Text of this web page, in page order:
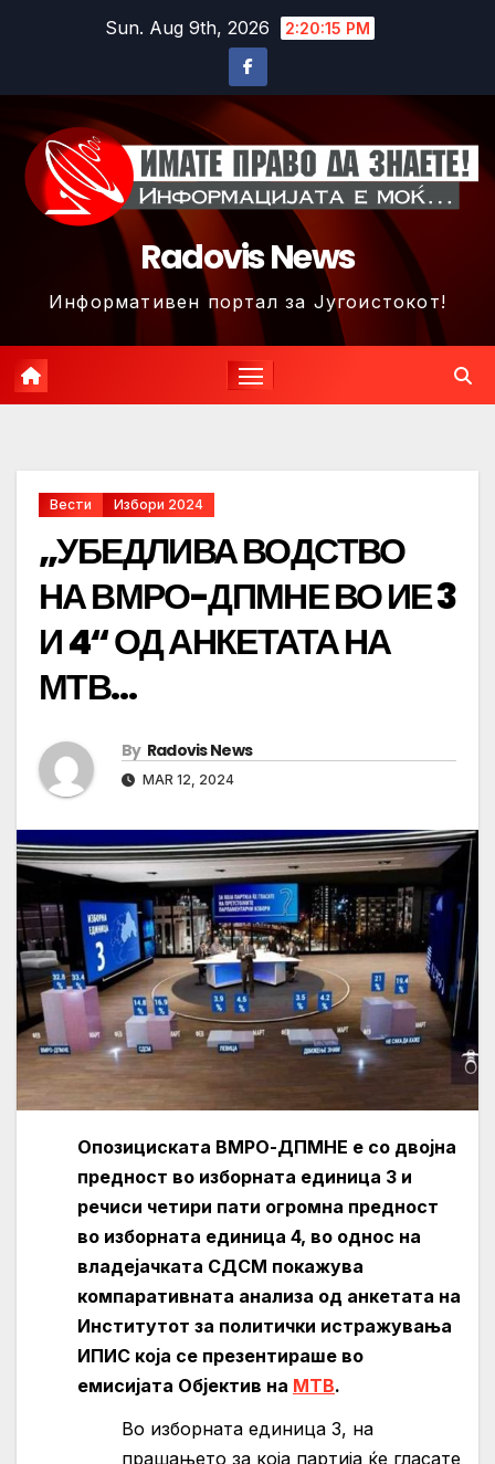
Sun. Aug 9th, 2026 2:20:18 PM
Radovis News
Информативен портал за Југоистокот!
Вести Избори 2024
„УБЕДЛИВА ВОДСТВО
НА ВМРО-ДПМНЕ ВО ИЕ 3
И 4“ ОД АНКЕТАТА НА
МТВ…
By Radovis News
MAR 12, 2024
Опозициската ВМРО-ДПМНЕ е со двојна
предност во изборната единица 3 и
речиси четири пати огромна предност
во изборната единица 4, во однос на
владејачката СДСМ покажува
компаративната анализа од анкетата на
Институтот за политички истражувања
ИПИС која се презентираше во
емисијата Објектив на МТВ.
Во изборната единица 3, на
прашањето за која партија ќе гласате